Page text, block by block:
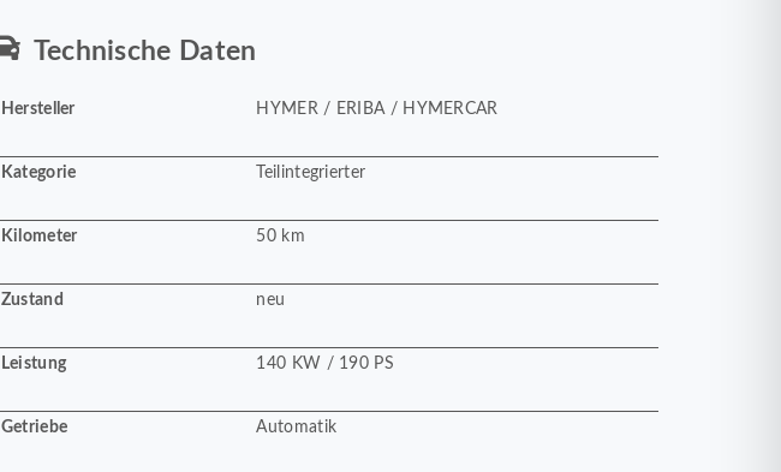
Technische Daten
Hersteller HYMER / ERIBA / HYMERCAR
Kategorie Teilintegrierter
Kilometer 50 km
Zustand neu
Leistung 140 KW / 190 PS
Getriebe Automatik